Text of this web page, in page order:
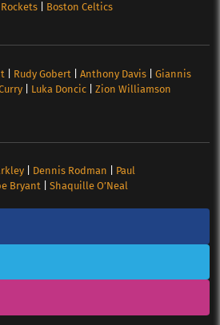
| Boston Celtics
Rudy Gobert Anthony Davis| Giannis
| Luka Doncic| Zion Williamson
| Dennis Rodman
Paul
Bryant| Shaquille O’Neal